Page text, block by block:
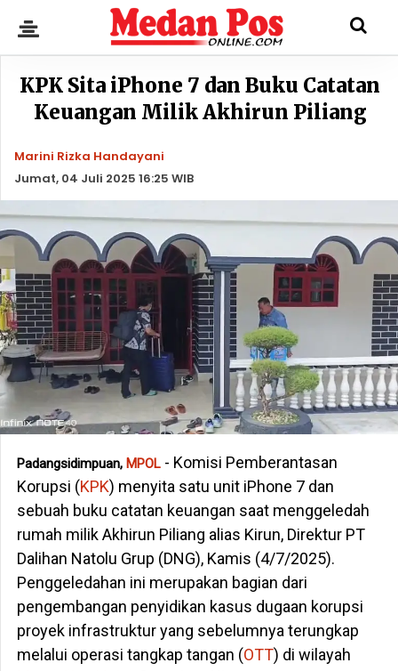
KPK Sita iPhone 7 dan Buku Catatan
Keuangan Milik Akhirun Piliang
Marini Rizka Handayani
Jumat, 04 Juli 2025 16:25 WIB
Padangsidimpuan, MPOL- Komisi Pemberantasan
Korupsi (KPK) menyita satu unit iPhone 7 dan
sebuah buku catatan keuangan saat menggeledah
rumah milik Akhirun Piliang alias Kirun, Direktur PT
Dalihan Natolu Grup (DNG), Kamis (4/7/2025).
Penggeledahan ini merupakan bagian dari
pengembangan penyidikan kasus dugaan korupsi
proyek infrastruktur yang sebelumnya terungkap
melalui operasi tangkap tangan (OTT) di wilayah